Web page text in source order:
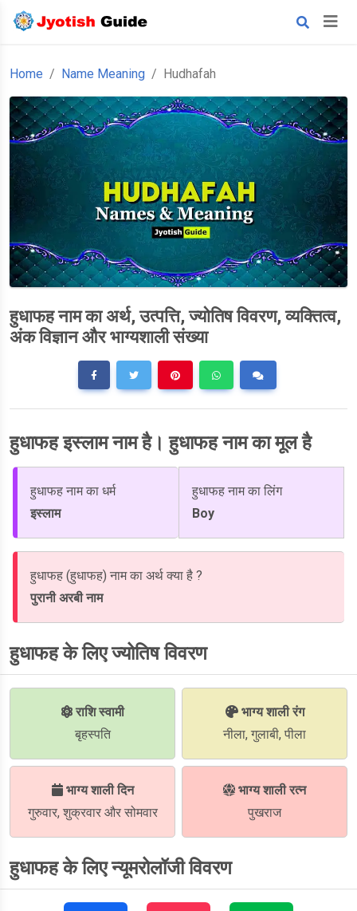
Home Name Meaning Hudhafah
हुधाफह नाम का अर्थ, उत्पत्ति, ज्योतिष विवरण, व्यक्तित्व,
अंक विज्ञान और भाग्यशाली संख्या
हुधाफह इस्लाम नाम है। हुधाफह नाम का मूल है
हुधाफह नाम का धर्म
इस्लाम
हुधाफह नाम का लिंग
Boy
हुधाफह (हुधाफह) नाम का अर्थ क्या है ?
पुरानी अरबी नाम
हुधाफह के लिए ज्योतिष विवरण
राशि स्वामी
बृहस्पति
भाग्य शाली रंग
नीला, गुलाबी, पीला
भाग्य शाली दिन
गुरुवार, शुक्रवार और सोमवार
भाग्य शाली रत्न
पुखराज
हुधाफह के लिए न्यूमरोलॉजी विवरण